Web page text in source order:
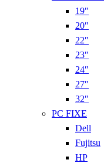
19″
20″
22″
23″
24″
27″
32″
PC FIXE
Dell
Fujitsu
HP